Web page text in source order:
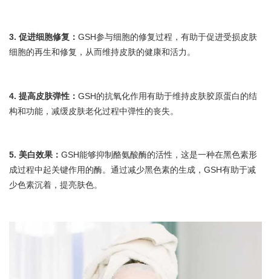
3. 促进细胞修复： GSH参与细胞的修复过程，有助于促进受损皮肤
细胞的再生和修复，从而维持皮肤的健康和活力。
4. 提高皮肤弹性： GSH的抗氧化作用有助于维持皮肤胶原蛋白的结
构和功能，减缓皮肤老化过程中弹性的丧失。
5. 美白效果： GSH能够抑制酪氨酸酶的活性，这是一种在黑色素形
成过程中起关键作用的酶。通过减少黑色素的生成，GSH有助于减
少色素沉着，提亮肤色。